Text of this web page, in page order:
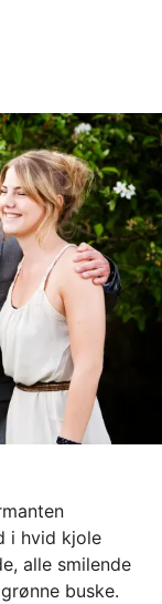
i hvid kjole
alle smilende
buske.